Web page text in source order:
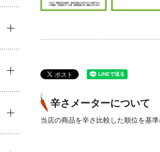
辛さメーターについて
当店の商品を辛さ比較した順位を基